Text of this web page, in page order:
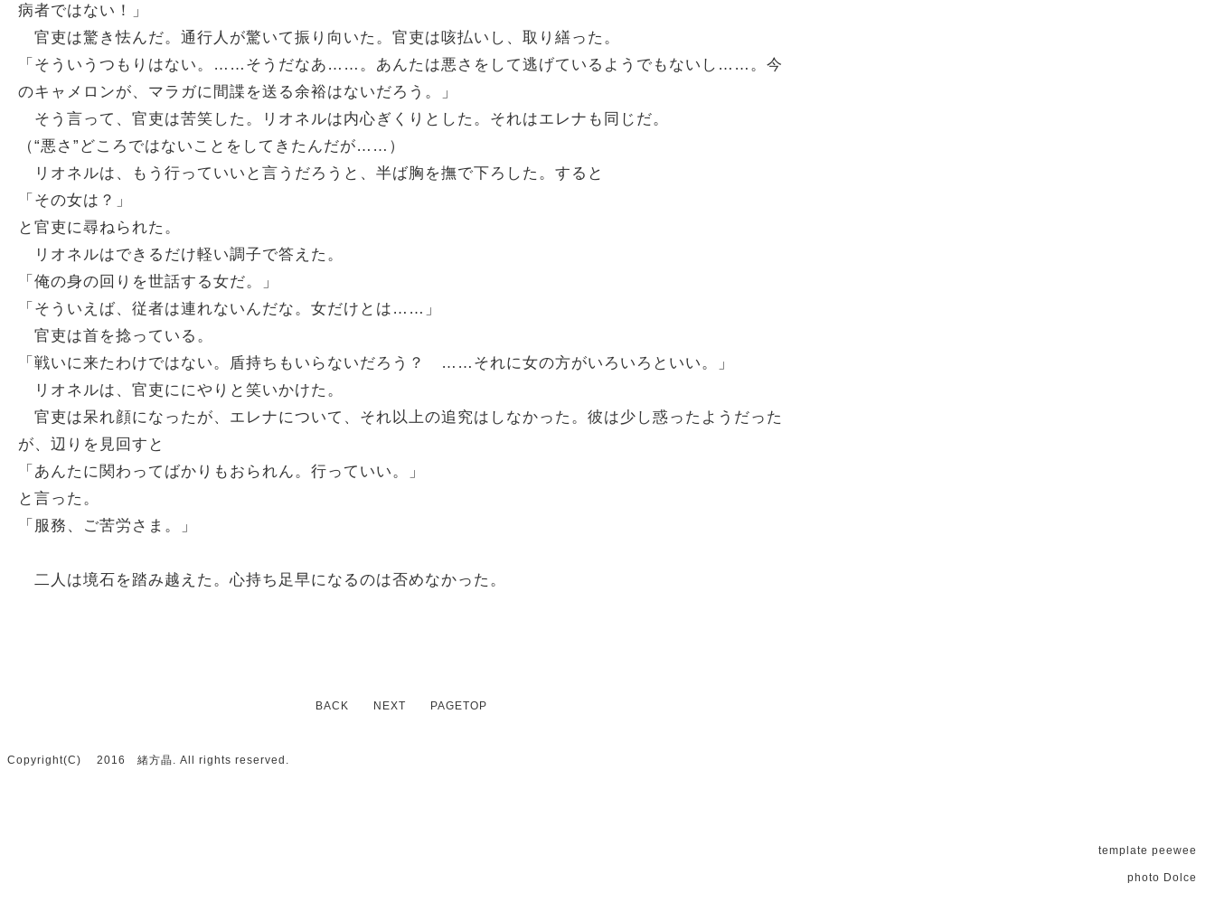
病者ではない！」
官吏は驚き怯んだ。通行人が驚いて振り向いた。官吏は咳払いし、取り繕った。
「そういうつもりはない。……そうだなあ……。あんたは悪さをして逃げているようでもないし……。今
のキャメロンが、マラガに間諜を送る余裕はないだろう。」
そう言って、官吏は苦笑した。リオネルは内心ぎくりとした。それはエレナも同じだ。
（“悪さ”どころではないことをしてきたんだが……）
リオネルは、もう行っていいと言うだろうと、半ば胸を撫で下ろした。すると
「その女は？」
と官吏に尋ねられた。
リオネルはできるだけ軽い調子で答えた。
「俺の身の回りを世話する女だ。」
「そういえば、従者は連れないんだな。女だけとは……」
官吏は首を捻っている。
「戦いに来たわけではない。盾持ちもいらないだろう？ ……それに女の方がいろいろといい。」
リオネルは、官吏ににやりと笑いかけた。
官吏は呆れ顔になったが、エレナについて、それ以上の追究はしなかった。彼は少し惑ったようだった
が、辺りを見回すと
「あんたに関わってばかりもおられん。行っていい。」
と言った。
「服務、ご苦労さま。」
二人は境石を踏み越えた。心持ち足早になるのは否めなかった。
BACK NEXT PAGETOP
Copyright(C) 2016 緒方晶. All rights reserved.
template peewee
photo Dolce